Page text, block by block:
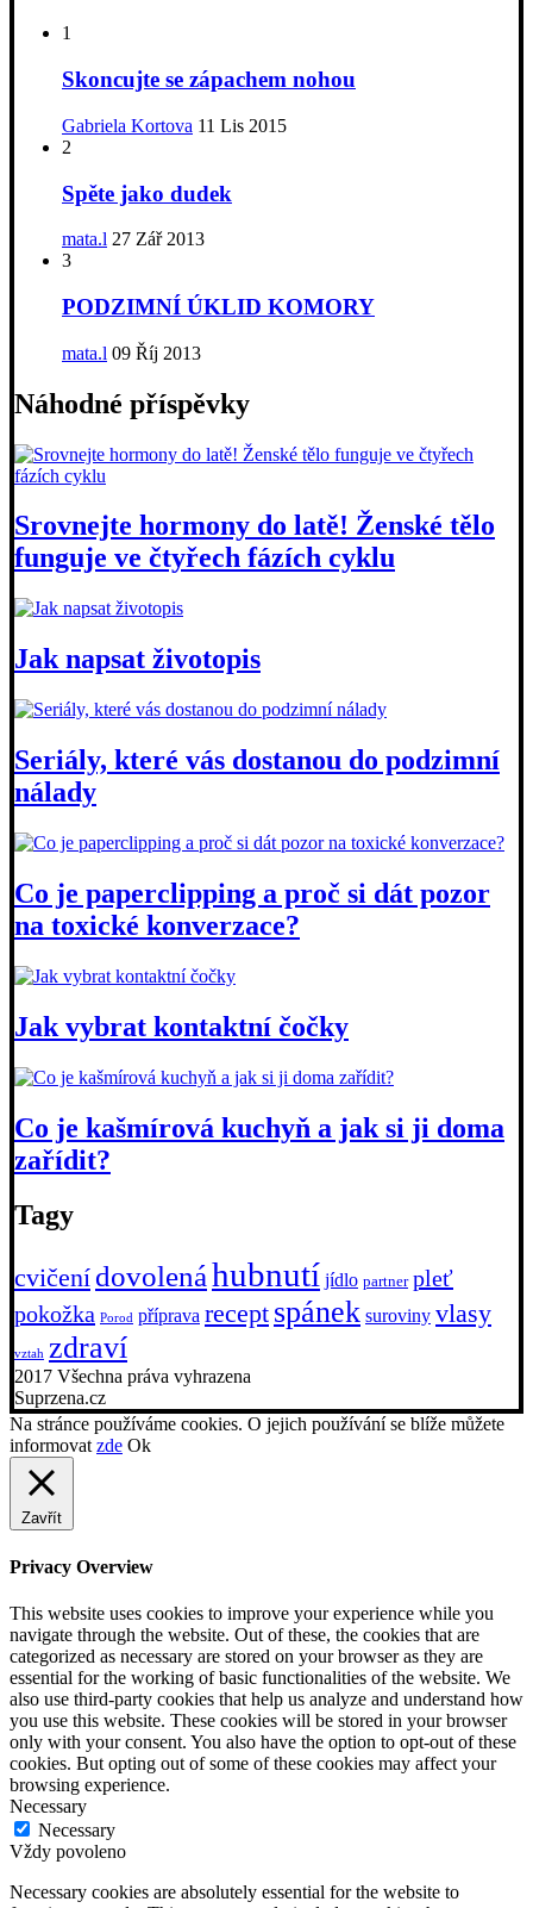
1
Skoncujte se zápachem nohou
Gabriela Kortova 11 Lis 2015
2
Spěte jako dudek
mata.l 27 Zář 2013
3
PODZIMNÍ ÚKLID KOMORY
mata.l 09 Říj 2013
Náhodné příspěvky
Srovnejte hormony do latě! Ženské tělo
funguje ve čtyřech fázích cyklu
Jak napsat životopis
Seriály, které vás dostanou do podzimní
nálady
Co je paperclipping a proč si dát pozor
na toxické konverzace?
Jak vybrat kontaktní čočky
Co je kašmírová kuchyň a jak si ji doma
zařídit?
Tagy
cvičení dovolenáhubnutí jídlo partner pleť
pokožka Porod příprava recept spánek suroviny vlasy
vztah zdraví
2017 Všechna práva vyhrazena
Suprzena.cz
Na stránce používáme cookies. O jejich používání se blíže můžete
informovat zde Ok
Zavřít
Privacy Overview
This website uses cookies to improve your experience while you
navigate through the website. Out of these, the cookies that are
categorized as necessary are stored on your browser as they are
essential for the working of basic functionalities of the website. We
also use third-party cookies that help us analyze and understand how
you use this website. These cookies will be stored in your browser
only with your consent. You also have the option to opt-out of these
cookies. But opting out of some of these cookies may affect your
browsing experience.
Necessary
Necessary
Vždy povoleno
Necessary cookies are absolutely essential for the website to